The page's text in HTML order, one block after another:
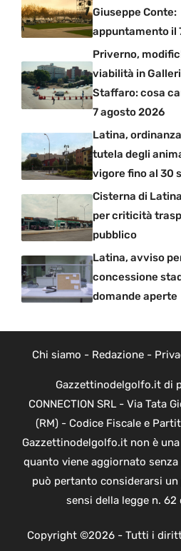
Giuseppe Conte:
appuntamento il
Priverno,
viabilità in
Staffaro: cosa
7 agosto 2026
Latina,
tutela degli
vigore fino al 30
Cisterna di
per criticità
pubblico
Latina, avviso
concessione
domande aperte
Chi siamo - Redazione-
Gazzettinodelgolfo.it di
CONNECTION SRL - Via Tata
(RM) - Codice Fiscale e
Gazzettinodelgolfo.it non è
quanto viene aggiornato
può pertanto considerarsi
sensi della legge n. 62
Copyright ©2026 - Tutti i